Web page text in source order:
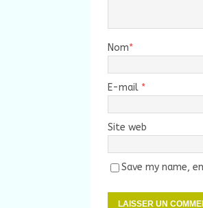
Nom*
E-mail *
Site web
Save my name,